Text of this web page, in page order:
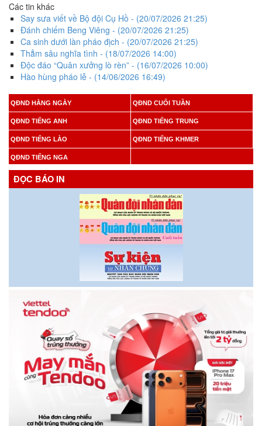
Các tin khác
Say sưa viết về Bộ đội Cụ Hồ - (20/07/2026 21:25)
Đánh chiếm Beng Viêng - (20/07/2026 21:25)
Ca sinh dưới làn pháo địch - (20/07/2026 21:25)
Thẳm sâu nghĩa tình - (18/07/2026 14:00)
Độc đáo “Quân xưởng lò rèn” - (16/07/2026 10:00)
Hào hùng pháo lễ - (14/06/2026 16:49)
QĐND HẰNG NGÀY QĐND CUỐI TUẦN
QĐND TIẾNG ANH QĐND TIẾNG TRUNG
QĐND TIẾNG LÀO QĐND TIẾNG KHMER
QĐND TIẾNG NGA
ĐỌC BÁO IN